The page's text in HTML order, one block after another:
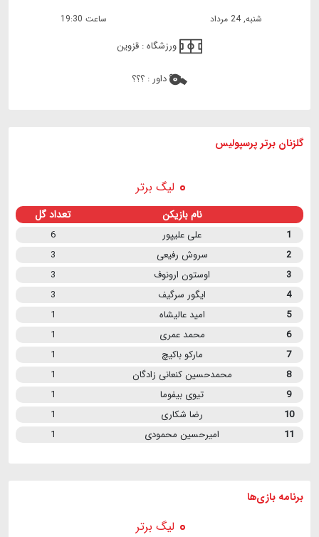
شنبه, 24 مرداد ساعت 19:30
ورزشگاه : قزوین
داور : ؟؟؟
گلزنان برتر پرسپولیس
لیگ برتر
نام بازیکن تعداد گل
1 علی علیپور
6
2
سروش رفیعی
3
3
اوستون ارونوف
3
4
ایگور سرگیف
3
5
امید عالیشاه
1
6
محمد عمری
1
7
مارکو باکیچ
1
8
محمدحسین کنعانی زادگان
1
9
تیوی بیفوما
1
10
رضا شکاری
1
11
امیرحسین محمودی 1
برنامه بازی ها
لیگ برتر